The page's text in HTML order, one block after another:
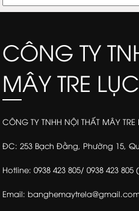
CÔNG TY
MÂY TRE
CÔNG TY TNHH NỘI THẤT MÂY TRE
ĐC: 253 Bạch Đằng, Phường 15,
Hotline: 0938 423 805/ 0938 423
Email: